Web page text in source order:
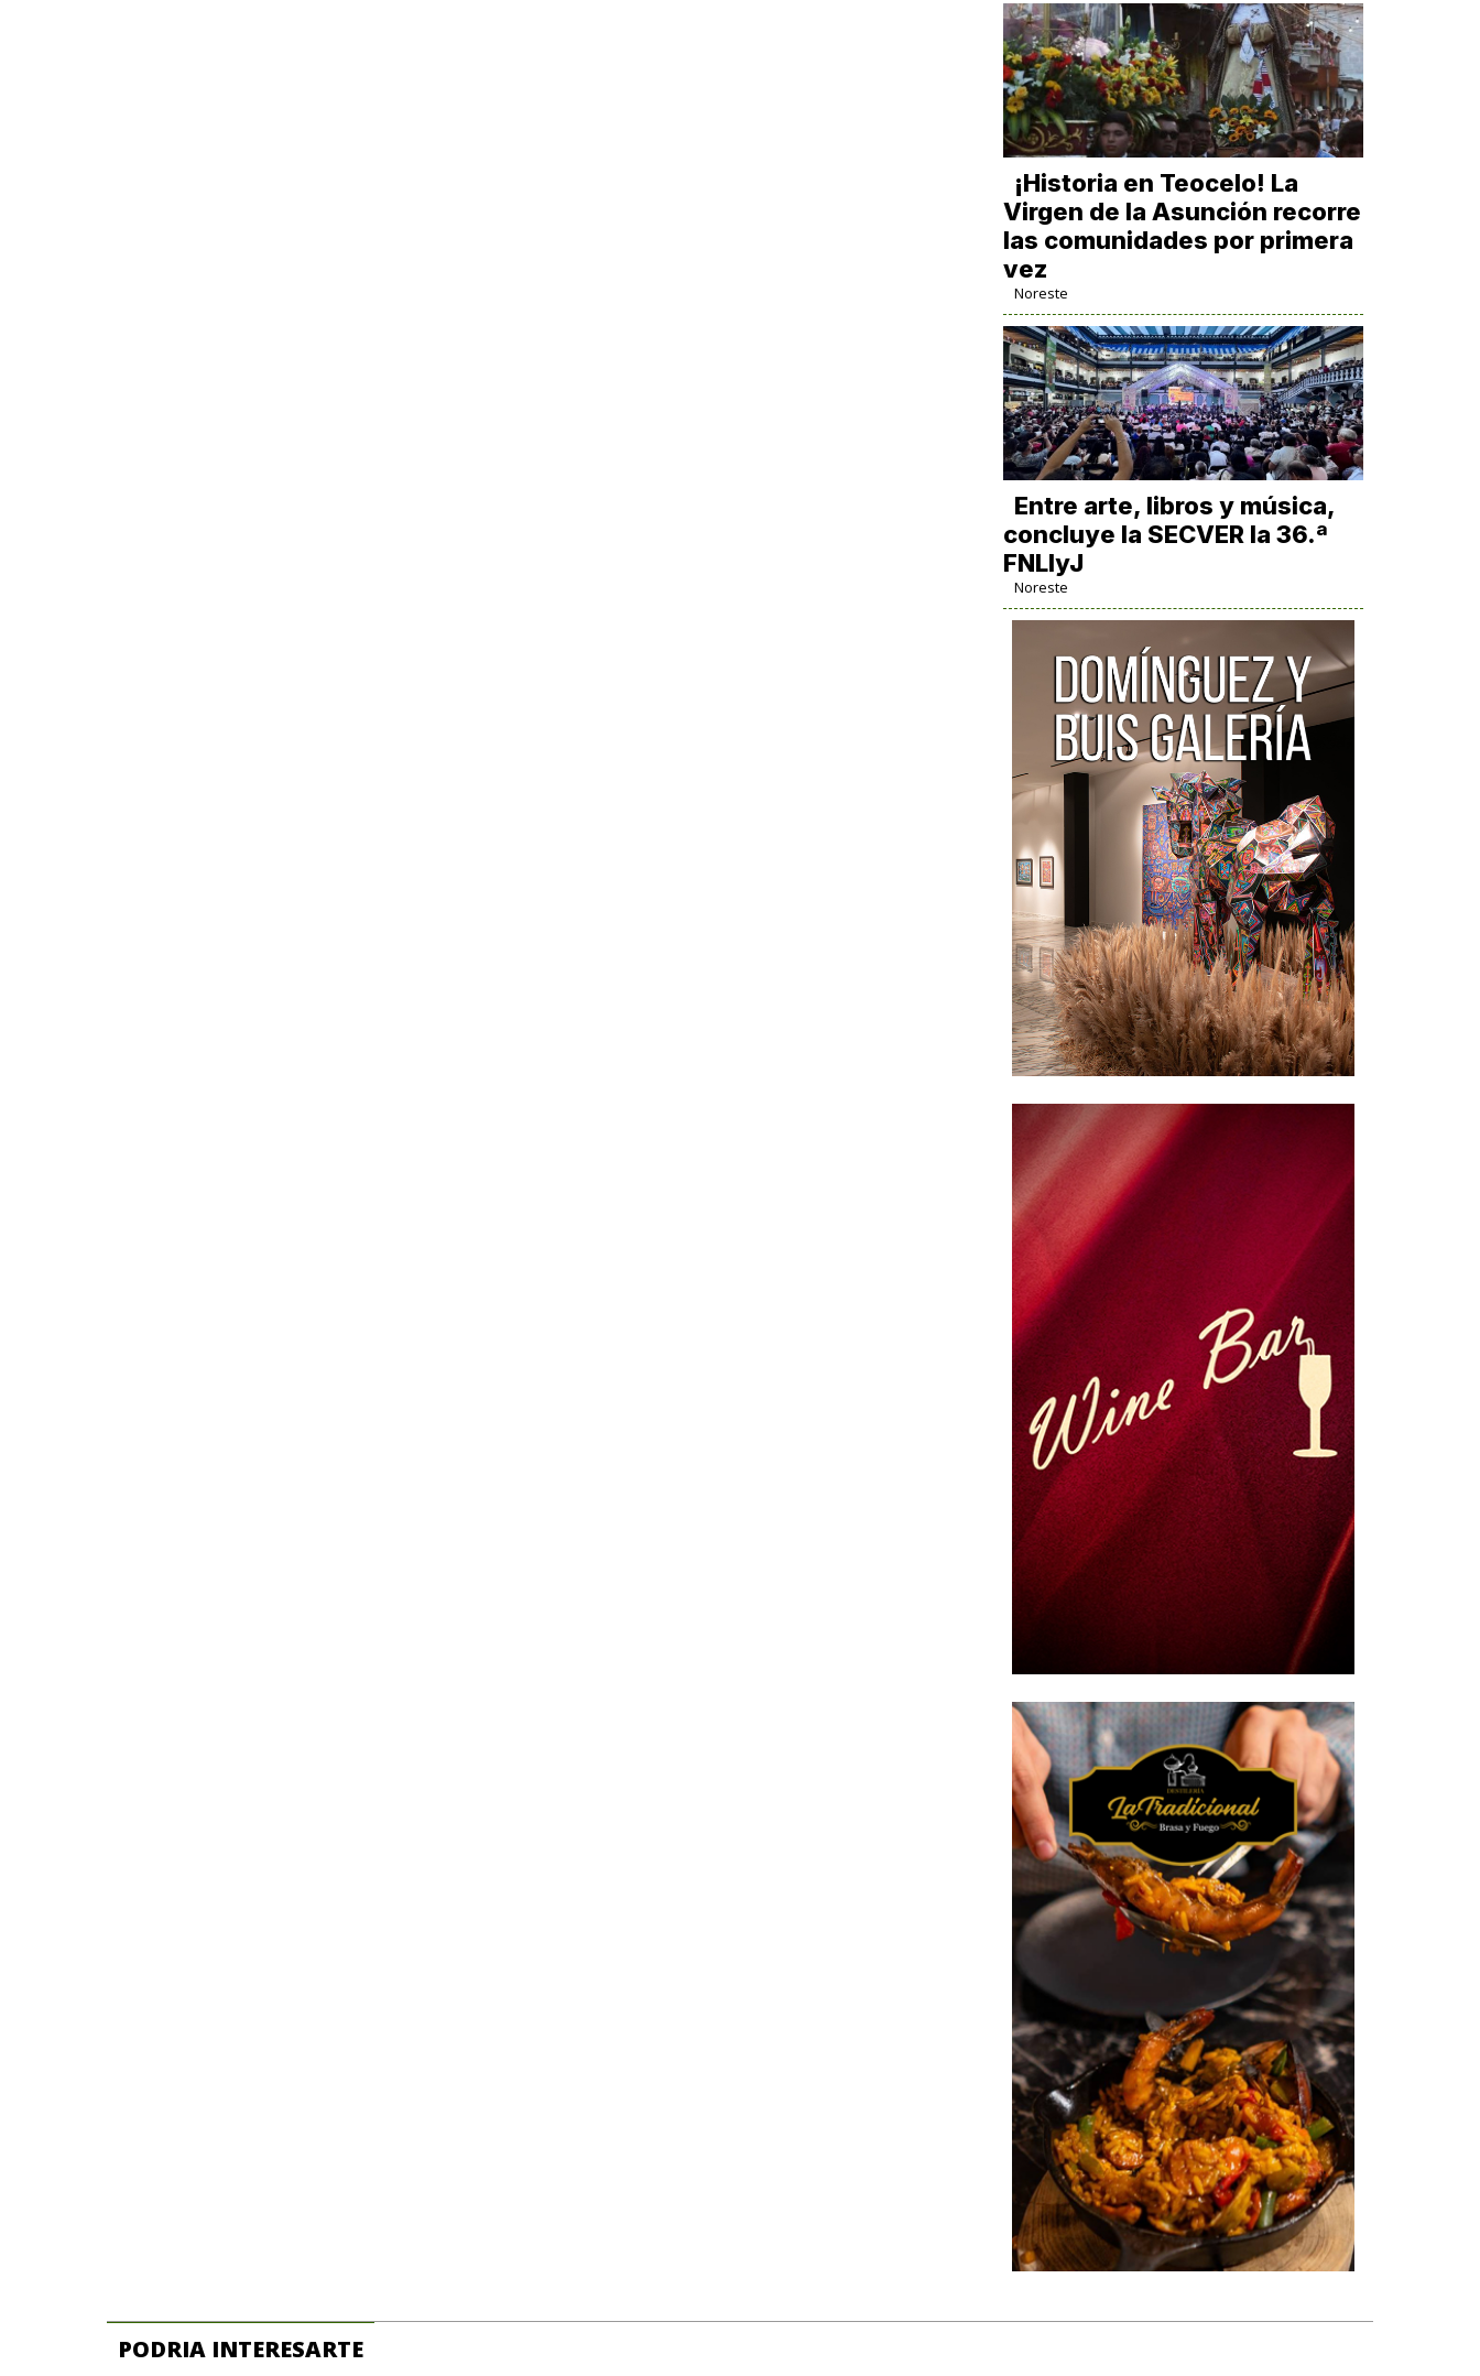
​¡Historia en Teocelo! La
Virgen de la Asunción recorre
las comunidades por primera
vez
Noreste
Entre arte, libros y música,
concluye la SECVER la 36.ª
FNLIyJ
Noreste
PODRIA INTERESARTE